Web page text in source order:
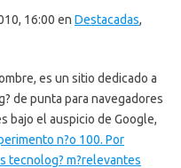
16:00 en Destacadas,
es un sitio dedicado a
de punta para navegadores
bajo el auspicio de Google,
n?o 100. Por
tecnolog? m?relevantes